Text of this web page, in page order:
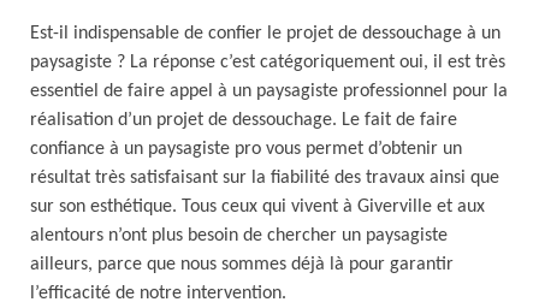
Est-il indispensable de confier le projet de dessouchage à un
paysagiste ? La réponse c’est catégoriquement oui, il est très
essentiel de faire appel à un paysagiste professionnel pour la
réalisation d’un projet de dessouchage. Le fait de faire
confiance à un paysagiste pro vous permet d’obtenir un
résultat très satisfaisant sur la fiabilité des travaux ainsi que
sur son esthétique. Tous ceux qui vivent à Giverville et aux
alentours n’ont plus besoin de chercher un paysagiste
ailleurs, parce que nous sommes déjà là pour garantir
l’efficacité de notre intervention.